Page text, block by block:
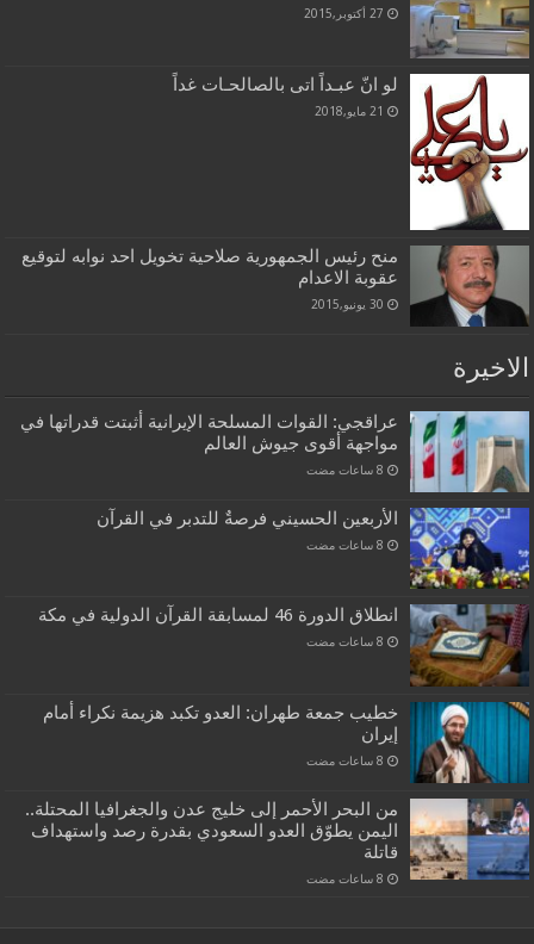
27 أكتوبر,2015
لو انّ عبـداً اتى بالصالحـات غداً
21 مايو,2018
منح رئيس الجمهورية صلاحية تخويل احد نوابه لتوقيع
عقوبة الاعدام
30 يونيو,2015
الاخيرة
عراقجي: القوات المسلحة الإيرانية أثبتت قدراتها في
مواجهة أقوى جيوش العالم
الأربعين الحسيني فرصةٌ للتدبر في القرآن
انطلاق الدورة 46 لمسابقة القرآن الدولية في مكة
خطيب جمعة طهران: العدو تكبد هزيمة نكراء أمام
إيران
من البحر الأحمر إلى خليج عدن والجغرافيا المحتلة..
اليمن يطوّق العدو السعودي بقدرة رصد واستهداف
قاتلة